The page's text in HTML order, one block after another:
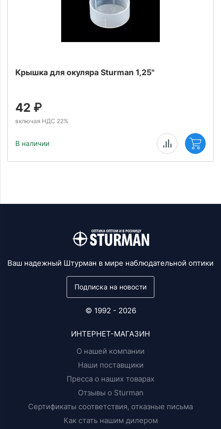
Крышка для окуляра Sturman 1,25"
42 ₽
включая НДС 22%
В наличии
Ваш надежный Штурман в мире наблюдательной оптики
Подписка на новости
© 1992 - 2026
ИНТЕРНЕТ-МАГАЗИН
О нашей компании
Наши поставщики
Пресса о наших товарах
Отзывы о Sturman
Сертификаты соответствия, отказные письма
Как стать нашим дилером